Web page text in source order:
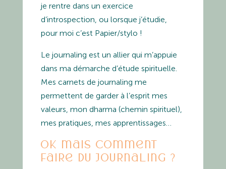
je rentre dans un exercice
d’introspection, ou lorsque j’étudie,
pour moi c’est Papier/stylo !
Le journaling est un allier qui m’appuie
dans ma démarche d’étude spirituelle.
Mes carnets de journaling me
permettent de garder à l’esprit mes
valeurs, mon dharma (chemin spirituel),
mes pratiques, mes apprentissages…
OK mais comment
faire du journaling ?